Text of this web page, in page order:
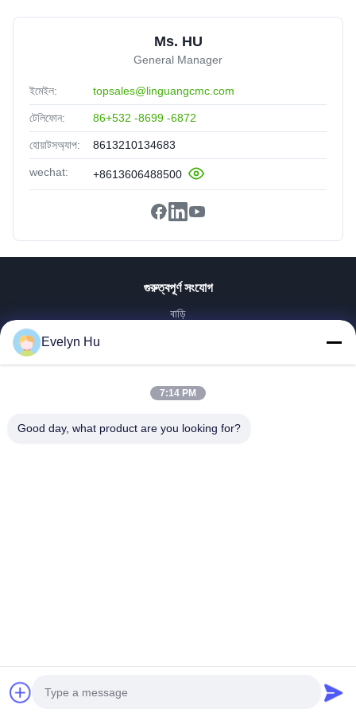
Ms. HU
General Manager
ইমেইল: topsales@linguangcmc.com
টেলিফোন: 86+532 -8699 -6872
হোয়াটসঅ্যাপ: 8613210134683
wechat: +8613606488500
গুরুত্বপূর্ণ সংযোগ
বাড়ি
কারখানা ভ্রমণ
Evelyn Hu
7:14 PM
Good day, what product are you looking for?